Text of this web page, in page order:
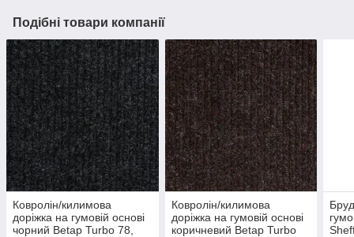
Подібні товари компанії
Ковролін/килимова
доріжка на гумовій основі
чорний Betap Turbo 78,
Ковролін/килимова
доріжка на гумовій основі
коричневий Betap Turbo